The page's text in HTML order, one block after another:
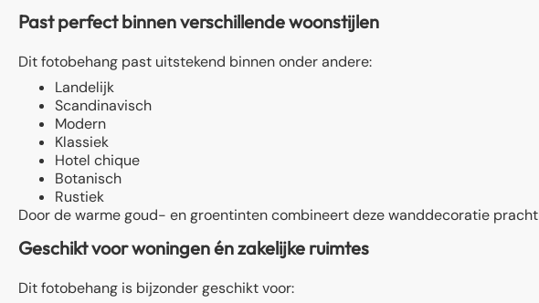
Past perfect binnen verschillende woonstijlen
Dit fotobehang past uitstekend binnen onder andere:
Landelijk
Scandinavisch
Modern
Klassiek
Hotel chique
Botanisch
Rustiek
Door de warme goud- en groentinten combineert deze wanddecoratie
Geschikt voor woningen én zakelijke ruimtes
Dit fotobehang is bijzonder geschikt voor: